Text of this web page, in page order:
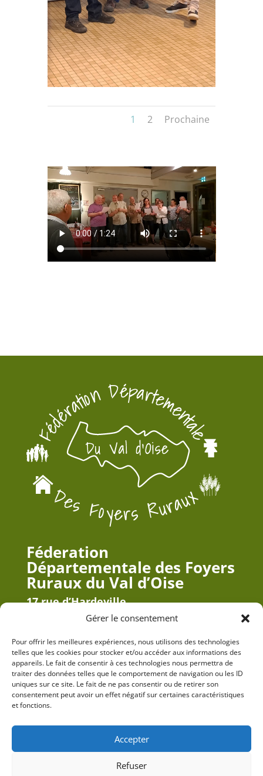
Gérer le consentement
Pour offrir les meilleures expériences, nous utilisons des technologies
telles que les cookies pour stocker et/ou accéder aux informations des
appareils. Le fait de consentir à ces technologies nous permettra de
traiter des données telles que le comportement de navigation ou les ID
uniques sur ce site. Le fait de ne pas consentir ou de retirer son
consentement peut avoir un effet négatif sur certaines caractéristiques
et fonctions.
Accepter
Refuser
1 2 Prochaine
Féderation
Départementale des Foyers
Ruraux du Val d’Oise
17 rue d’Hardeville
95420 Nucourt
Tél fixe :01 34 67 45 29 phone_enabled
Tél portable : 06 76 30 82 75 phone_enabled
Mail : fdfr95@fdfr95.asso.fr mail